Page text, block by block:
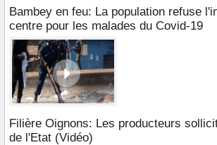
Bambey en feu: La population refuse
centre pour les malades du Covid-19
Filière Oignons: Les producteurs
de l'Etat (Vidéo)